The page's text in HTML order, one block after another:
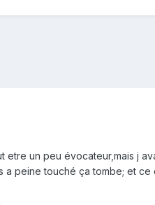
etre un peu évocateur,mais j
a peine touché ça tombe; et